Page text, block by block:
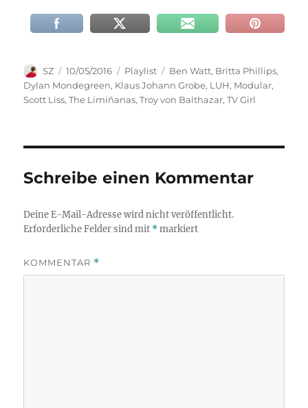
Autor
SZ
Veröffentlicht
am
10/05/2016 Kategorien
Playlist Schlagwörter
Ben Watt, Britta Phillips,
Dylan Mondegreen, Klaus Johann Grobe, LUH, Modular,
Scott Liss,The Limiñanas,Troy von Balthazar,TV Girl
Schreibe einen Kommentar
Deine E-Mail-Adresse wird nicht veröffentlicht.
Erforderliche Felder sind mit *markiert
KOMMENTAR *